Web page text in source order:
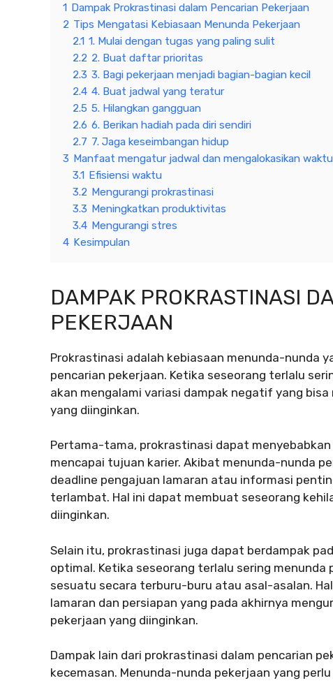
1 Dampak Prokrastinasi dalam Pencarian Pekerjaan
2 Tips Mengatasi Kebiasaan Menunda Pekerjaan
2.1 1. Mulai dengan tugas yang paling sulit
2.2 2. Buat daftar prioritas
2.3 3. Bagi pekerjaan menjadi bagian-bagian kecil
2.4 4. Buat jadwal yang teratur
2.5 5. Hilangkan gangguan
2.6 6. Berikan hadiah pada diri sendiri
2.7 7. Jaga keseimbangan hidup
3 Manfaat mengatur jadwal dan mengalokasikan
3.1 Efisiensi waktu
3.2 Mengurangi prokrastinasi
3.3 Meningkatkan produktivitas
3.4 Mengurangi stres
4 Kesimpulan
DAMPAK PROKRASTINASI
PEKERJAAN
Prokrastinasi adalah kebiasaan menunda-nunda
pencarian pekerjaan. Ketika seseorang terlalu
akan mengalami variasi dampak negatif yang
yang diinginkan.
Pertama-tama, prokrastinasi dapat
mencapai tujuan karier. Akibat menunda-nunda
deadline pengajuan lamaran atau informasi
terlambat. Hal ini dapat membuat seseorang
diinginkan.
Selain itu, prokrastinasi juga dapat berdampak
optimal. Ketika seseorang terlalu sering menunda
sesuatu secara terburu-buru atau asal-asalan.
lamaran dan persiapan yang pada akhirnya
pekerjaan yang diinginkan.
Dampak lain dari prokrastinasi dalam pencarian
kecemasan. Menunda-nunda pekerjaan yang